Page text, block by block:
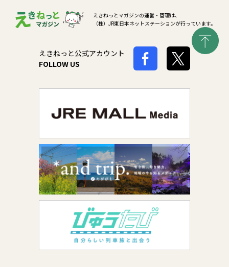
えきねっとマガジンの運営・管理は、
（株）JR東日本ネットステーションが行っています。
えきねっと公式アカウント
FOLLOW US